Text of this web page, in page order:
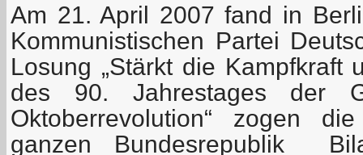
Am 21. April 2007 fand in
Kommunistischen Partei
Losung „Stärkt die Kampfkraft
des 90. Jahrestages der
Oktoberrevolution“ zogen
ganzen Bundesrepublik